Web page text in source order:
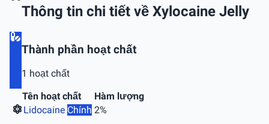
Thông tin chi tiết về Xylocaine Jelly
Thành phần hoạt chất
1 hoạt chất
Tên hoạt chất
Hàm lượng
Lidocaine Chính 2%